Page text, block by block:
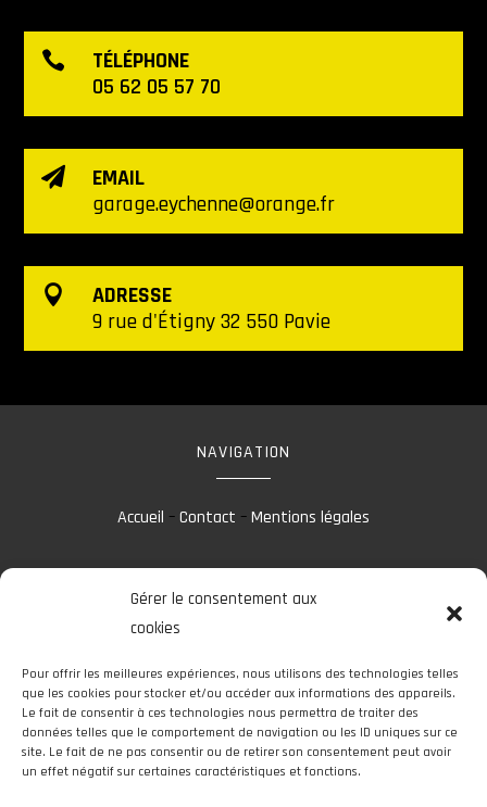
Gérer le consentement aux
cookies
Pour offrir les meilleures expériences, nous utilisons des technologies telles
que les cookies pour stocker et/ou accéder aux informations des appareils.
Le fait de consentir à ces technologies nous permettra de traiter des
données telles que le comportement de navigation ou les ID uniques sur ce
site. Le fait de ne pas consentir ou de retirer son consentement peut avoir
un effet négatif sur certaines caractéristiques et fonctions.

TÉLÉPHONE
05 62 05 57 70

EMAIL
garage.eychenne@orange.fr

ADRESSE
9 rue d'Étigny 32 550 Pavie
NAVIGATION
Accueil –Contact –Mentions légales